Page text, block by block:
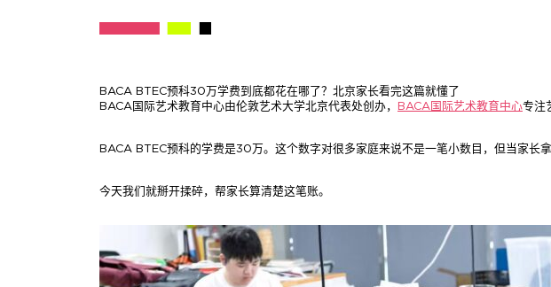
BACA BTEC预科30万学费到底都花在哪了？北京家长看完这篇就懂了
BACA国际艺术教育中心由伦敦艺术大学北京代表处创办， BACA国际艺术教育中心专注
BACA BTEC预科的学费是30万。这个数字对很多家庭来说不是一笔小数目，但当家长
今天我们就掰开揉碎，帮家长算清楚这笔账。